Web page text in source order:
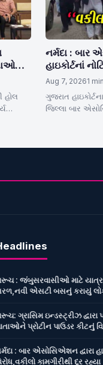
હોલ
નર્મદા : બાર
હાઇકોર્ટનાં
કામગીરીથી દૂર
Aug 7, 20261
ગુજરાત
જિલ્લા બાર
: જંબુસરવાસીઓ માટે
એસટી બસનું કરાયું
ગ્રાસિમ ઇન્ડસ્ટ્રીઝ
પ્રોટીન પાઉડર કીટનું
: બાર એસોસિએશન દ્વારા
કામગીરીથી દૂર રહ્યા